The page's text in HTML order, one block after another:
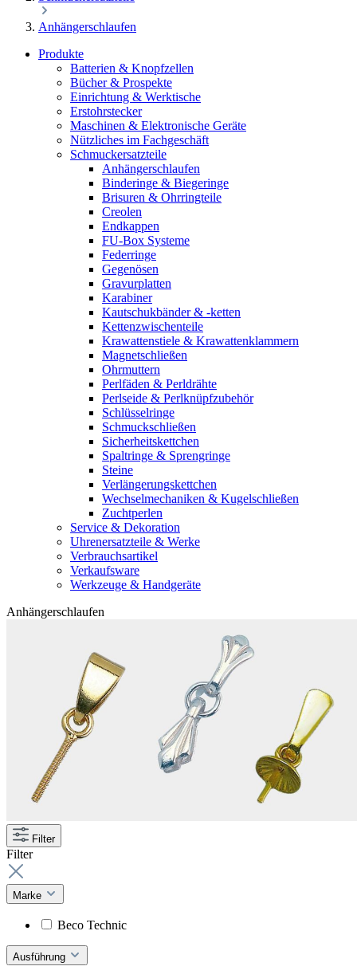
Anhängerschlaufen
Produkte
Batterien & Knopfzellen
Bücher & Prospekte
Einrichtung & Werktische
Erstohrstecker
Maschinen & Elektronische Geräte
Nützliches im Fachgeschäft
Schmuckersatzteile
Anhängerschlaufen
Binderinge & Biegeringe
Brisuren & Ohrringteile
Creolen
Endkappen
FU-Box Systeme
Federringe
Gegenösen
Gravurplatten
Karabiner
Kautschukbänder & -ketten
Kettenzwischenteile
Krawattenstiele & Krawattenklammern
Magnetschließen
Ohrmuttern
Perlfäden & Perldrähte
Perlseide & Perlknüpfzubehör
Schlüsselringe
Schmuckschließen
Sicherheitskettchen
Spaltringe & Sprengringe
Steine
Verlängerungskettchen
Wechselmechaniken & Kugelschließen
Zuchtperlen
Service & Dekoration
Uhrenersatzteile & Werke
Verbrauchsartikel
Verkaufsware
Werkzeuge & Handgeräte
Anhängerschlaufen
Filter
Filter
Marke
Beco Technic
Ausführung